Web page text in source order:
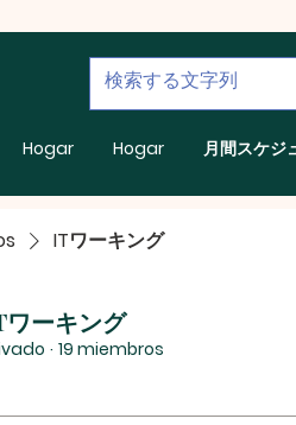
Hogar Hogar 月間スケジ
ITワーキング
ーキング
· 19 miembros